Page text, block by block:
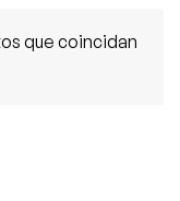
que coincidan